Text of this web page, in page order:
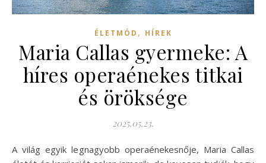
ÉLETMÓD , HÍREK
Maria Callas gyermeke: A
híres operaénekes titkai
és öröksége
2025.05.23.
A világ egyik legnagyobb operaénekesnője, Maria Callas